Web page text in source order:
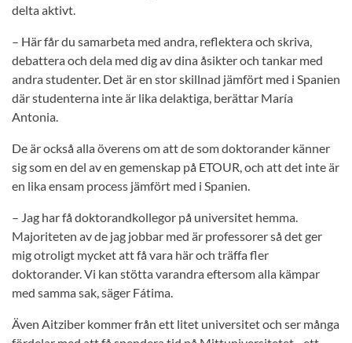
delta aktivt.
– Här får du samarbeta med andra, reflektera och skriva,
debattera och dela med dig av dina åsikter och tankar med
andra studenter. Det är en stor skillnad jämfört med i Spanien
där studenterna inte är lika delaktiga, berättar María
Antonia.
De är också alla överens om att de som doktorander känner
sig som en del av en gemenskap på ETOUR, och att det inte är
en lika ensam process jämfört med i Spanien.
– Jag har få doktorandkollegor på universitet hemma.
Majoriteten av de jag jobbar med är professorer så det ger
mig otroligt mycket att få vara här och träffa fler
doktorander. Vi kan stötta varandra eftersom alla kämpar
med samma sak, säger Fátima.
Även Aitziber kommer från ett litet universitet och ser många